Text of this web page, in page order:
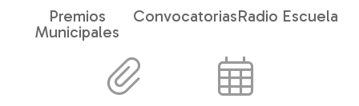
Premios
Municipales
ConvocatoriasRadio Escuela